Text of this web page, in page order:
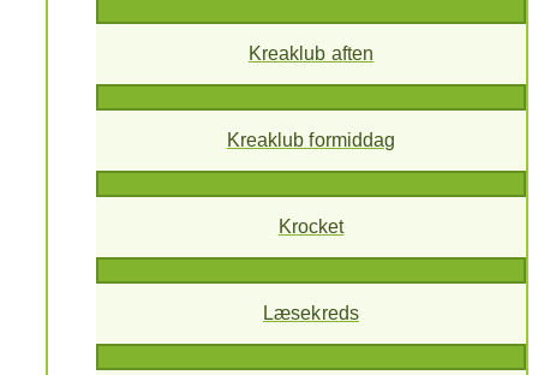
Kreaklub aften
Kreaklub formiddag
Krocket
Læsekreds